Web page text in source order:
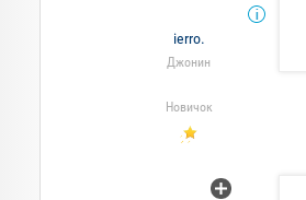
ierro.
Джонин
Новичок